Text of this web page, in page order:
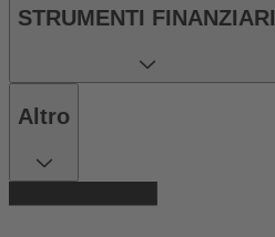
STRUMENTI FINANZIARI
Altro